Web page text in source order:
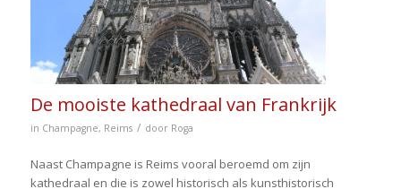
De mooiste kathedraal van Frankrijk
in Champagne, Reims / door Roga
Naast Champagne is Reims vooral beroemd om zijn
kathedraal en die is zowel historisch als kunsthistorisch